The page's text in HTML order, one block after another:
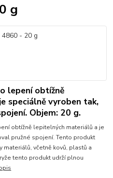
g
lepení obtížně
speciálně vyroben tak,
Objem: 20 g.
obtížně lepitelných materiálů a je
pružné spojení. Tento produkt
materiálů, včetně kovů, plastů a
tento produkt udrží plnou